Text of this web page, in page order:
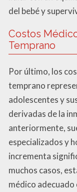
del bebé y
Costos
Temprano
Por último, los
temprano
adolescentes y
derivadas de la
anteriormente,
especializados y
incrementa
muchos casos,
médico